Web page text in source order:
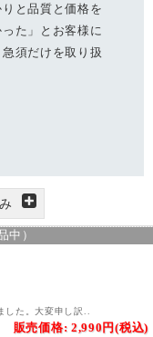
と品質と価格を
た」とお客様に
須だけを取り扱
中）
した。大変申し訳..
販売価格: 2,990円(税込)